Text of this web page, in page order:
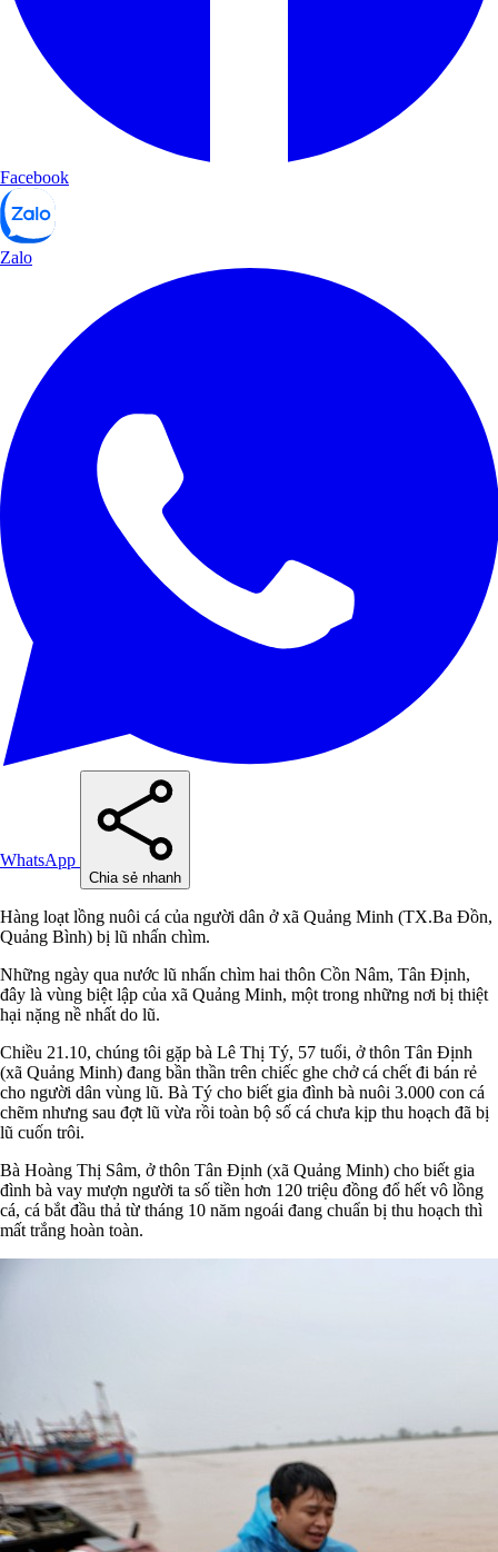
Facebook
Zalo
WhatsApp
Chia sẻ nhanh
Hàng loạt lồng nuôi cá của người dân ở xã Quảng Minh (TX.Ba Đồn,
Quảng Bình) bị lũ nhấn chìm.
Những ngày qua nước lũ nhấn chìm hai thôn Cồn Nâm, Tân Định,
đây là vùng biệt lập của xã Quảng Minh, một trong những nơi bị thiệt
hại nặng nề nhất do lũ.
Chiều 21.10, chúng tôi gặp bà Lê Thị Tý, 57 tuổi, ở thôn Tân Định
(xã Quảng Minh) đang bần thần trên chiếc ghe chở cá chết đi bán rẻ
cho người dân vùng lũ. Bà Tý cho biết gia đình bà nuôi 3.000 con cá
chẽm nhưng sau đợt lũ vừa rồi toàn bộ số cá chưa kịp thu hoạch đã bị
lũ cuốn trôi.
Bà Hoàng Thị Sâm, ở thôn Tân Định (xã Quảng Minh) cho biết gia
đình bà vay mượn người ta số tiền hơn 120 triệu đồng đổ hết vô lồng
cá, cá bắt đầu thả từ tháng 10 năm ngoái đang chuẩn bị thu hoạch thì
mất trắng hoàn toàn.